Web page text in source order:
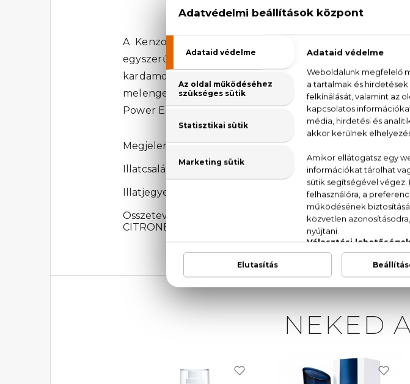
Kenzo Power
A Kenzo Power Eau De Toilette magát a
egyszerű, de varázslatos illatával fejezi ki. Az illatok
kardamom tökéletes összhangja nyitja meg. A
melengető cédrus akkordjai kapcsolódnak. Ezt
Power Eau De Toilette azoknak a férfiaknak szól, akik
Megjelenési év: 2008
Illatcsalád: Virágos-fás
Illatjegyek: bergamott, koriander, kardamom, virágos
Összetevők: ALCOHOL, AQUA (WATER), PARFUM
CITRONELLOL, BENZYL BENZOATE, CITRAL, ALPHA-
NEKED